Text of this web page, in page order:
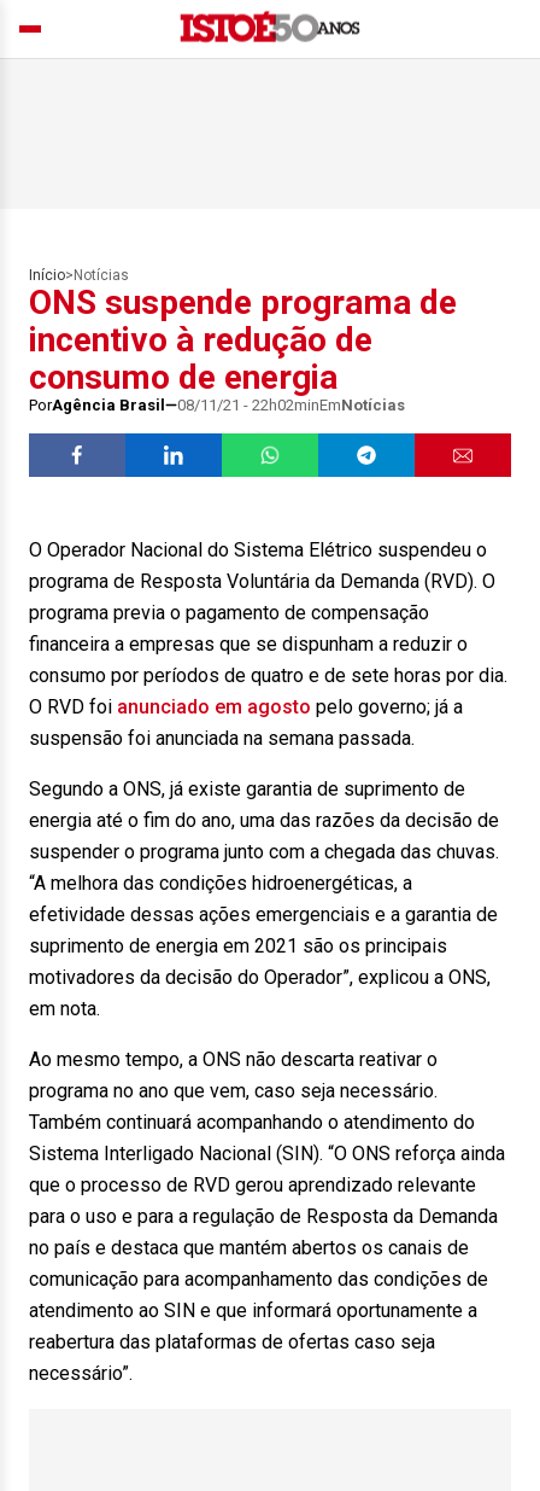
Início> Notícias
ONS suspende programa de
incentivo à redução de
consumo de energia
PorAgência Brasil 08/11/21 - 22h02minEmNotícias
O Operador Nacional do Sistema Elétrico suspendeu o
programa de Resposta Voluntária da Demanda (RVD). O
programa previa o pagamento de compensação
financeira a empresas que se dispunham a reduzir o
consumo por períodos de quatro e de sete horas por dia.
O RVD foi anunciado em agosto pelo governo; já a
suspensão foi anunciada na semana passada.
Segundo a ONS, já existe garantia de suprimento de
energia até o fim do ano, uma das razões da decisão de
suspender o programa junto com a chegada das chuvas.
“A melhora das condições hidroenergéticas, a
efetividade dessas ações emergenciais e a garantia de
suprimento de energia em 2021 são os principais
motivadores da decisão do Operador”, explicou a ONS,
em nota.
Ao mesmo tempo, a ONS não descarta reativar o
programa no ano que vem, caso seja necessário.
Também continuará acompanhando o atendimento do
Sistema Interligado Nacional (SIN). “O ONS reforça ainda
que o processo de RVD gerou aprendizado relevante
para o uso e para a regulação de Resposta da Demanda
no país e destaca que mantém abertos os canais de
comunicação para acompanhamento das condições de
atendimento ao SIN e que informará oportunamente a
reabertura das plataformas de ofertas caso seja
necessário”.